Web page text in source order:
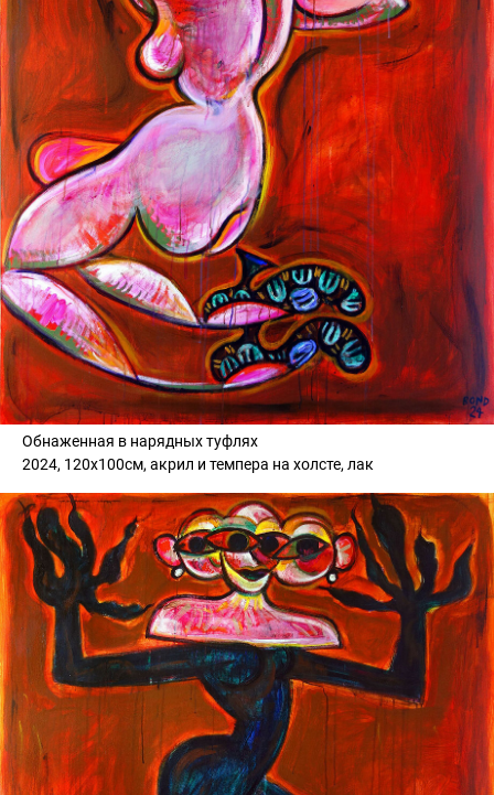
Обнаженная в нарядных туфлях
2024, 120х100см, акрил и темпера на холсте, лак